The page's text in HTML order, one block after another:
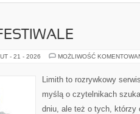
- 21 - 2026 MOŻLIWOŚĆ
Limith to rozrywkowy
myślą o czytelnikach
dniu, ale też o tych, którzy